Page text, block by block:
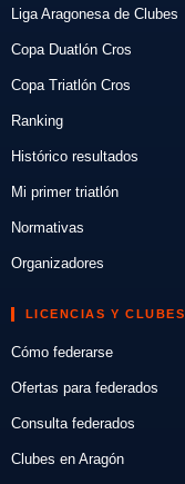
Liga Aragonesa de Clubes
Copa Duatlón Cros
Copa Triatlón Cros
Ranking
Histórico resultados
Mi primer triatlón
Normativas
Organizadores
LICENCIAS Y CLUBES
Cómo federarse
Ofertas para federados
Consulta federados
Clubes en Aragón